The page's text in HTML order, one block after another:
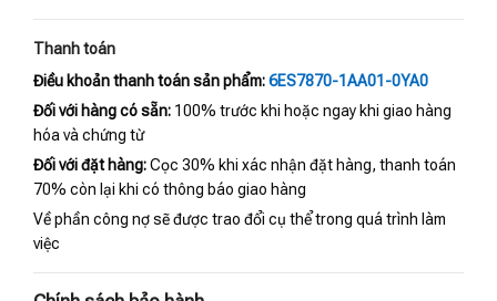
Thanh toán
Điều khoản thanh toán sản phẩm:6ES7870-1AA01-0YA0
Đối với hàng có sẵn: 100% trước khi hoặc ngay khi giao hàng
hóa và chứng từ
Đối với đặt hàng:Cọc 30% khi xác nhận đặt hàng, thanh toán
70% còn lại khi có thông báo giao hàng
Về phần công nợ sẽ được trao đổi cụ thể trong quá trình làm
việc